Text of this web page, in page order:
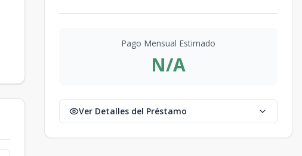
Pago Mensual Estimado
N/A
Ver Detalles del Préstamo